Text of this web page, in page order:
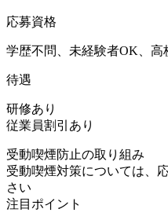
応募資格
学歴不問、未経験者OK、高
待遇
研修あり
従業員割引あり
受動喫煙防止の取り組み
受動喫煙対策については、
さい
注目ポイント